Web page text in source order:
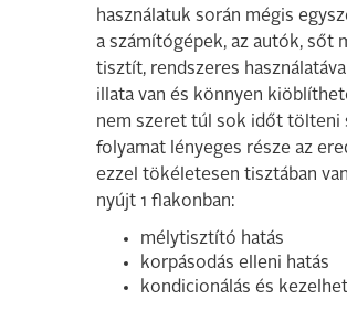
használatuk során mégis
a számítógépek, az autók, sőt
tisztít, rendszeres
illata van és könnyen
nem szeret túl sok időt tölteni
folyamat lényeges része az
ezzel tökéletesen tisztában
nyújt 1 flakonban:
mélytisztító hatás
korpásodás elleni hatás
kondicionálás és